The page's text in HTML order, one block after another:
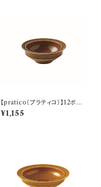
【pratico（プラティコ）】12ボウ
ル（キャラメル) O-M24902
¥1,155